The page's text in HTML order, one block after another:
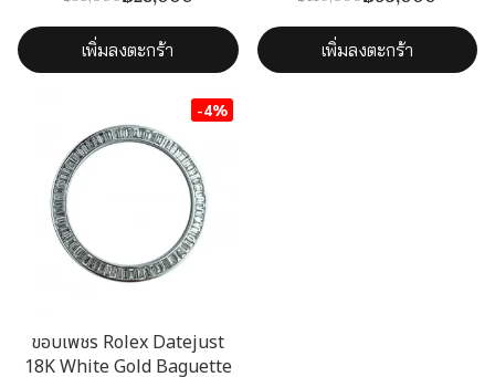
เพิ่มลงตะกร้า เพิ่มลงตะกร้า
-4%
ขอบเพชร Rolex Datejust
18K White Gold Baguette